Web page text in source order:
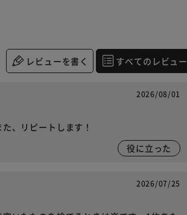
レビューを書く すべてのレビュー
2026/08/01
、リピートします！
役に立った
2026/07/25